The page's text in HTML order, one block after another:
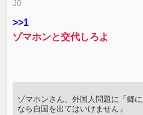
J0
>>1
ゾマホンと交代しろよ
ゾマホンさん、外国人問題に「郷
なら自国を出てはいけません」